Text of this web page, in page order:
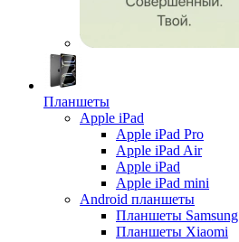
Планшеты
Apple iPad
Apple iPad Pro
Apple iPad Air
Apple iPad
Apple iPad mini
Android планшеты
Планшеты Samsung
Планшеты Xiaomi